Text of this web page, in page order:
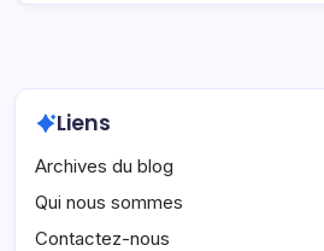
Liens
Archives du blog
Qui nous sommes
Contactez-nous